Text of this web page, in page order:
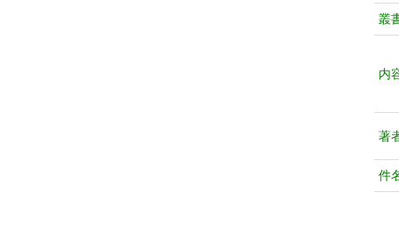
叢
内
著
件